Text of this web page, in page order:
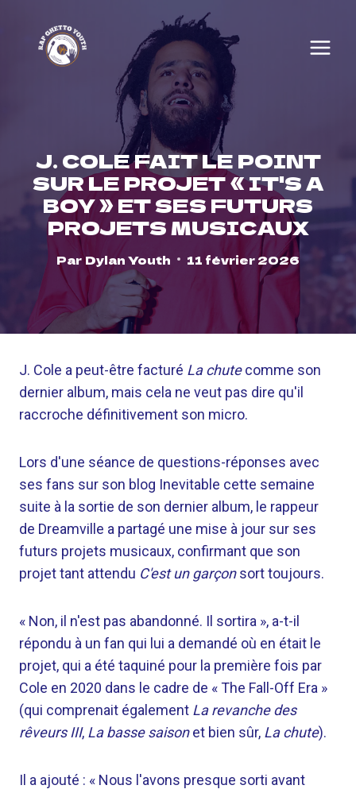
content
J. COLE FAIT LE POINT
SUR LE PROJET « IT'S A
BOY » ET SES FUTURS
PROJETS MUSICAUX
ParDylan Youth 11 février 2026
J. Cole a peut-être facturé La chutecomme son
dernier album, mais cela ne veut pas dire qu'il
raccroche définitivement son micro.
Lors d'une séance de questions-réponses avec
ses fans sur son blog Inevitable cette semaine
suite à la sortie de son dernier album, le rappeur
de Dreamville a partagé une mise à jour sur ses
futurs projets musicaux, confirmant que son
projet tant attendu C'est un garçonsort toujours.
« Non, il n'est pas abandonné. Il sortira », a-t-il
répondu à un fan qui lui a demandé où en était le
projet, qui a été taquiné pour la première fois par
Cole en 2020 dans le cadre de « The Fall-Off Era »
(qui comprenait également La revanche des
rêveurs III, La basse saisonet bien sûr, La chute).
Il a ajouté : « Nous l'avons presque sorti avant